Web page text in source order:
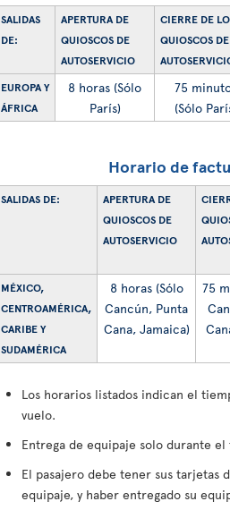
SALIDAS
DE:
APERTURA DE
QUIOSCOS DE
AUTOSERVICIO
CIERRE DE
QUIOSCOS DE
EUROPA Y
ÁFRICA
8 horas (Sólo
París)
75
(Sólo
Horario de
SALIDAS DE:
APERTURA DE
QUIOSCOS DE
AUTOSERVICIO
MÉXICO,
CENTROAMÉRICA,
CARIBE Y
SUDAMÉRICA
8 horas (Sólo
Cancún, Punta
Cana, Jamaica)
75
Los horarios listados indican el
vuelo.
Entrega de equipaje solo durante
El pasajero debe tener sus tarjetas
equipaje, y haber entregado su